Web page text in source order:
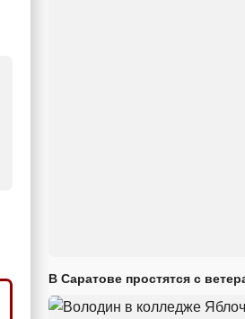
В Саратове простятся с